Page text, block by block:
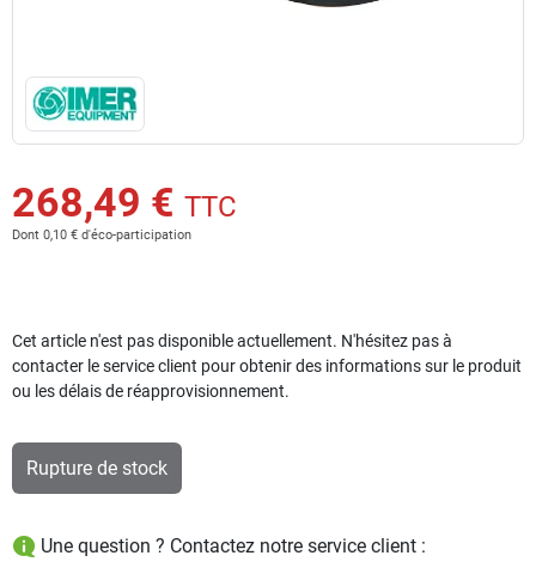
268,49 € TTC
Dont 0,10 € d'éco-participation
Cet article n'est pas disponible actuellement. N'hésitez pas à
contacter le service client pour obtenir des informations sur le produit
ou les délais de réapprovisionnement.
Rupture de stock
Une question ? Contactez notre service client :